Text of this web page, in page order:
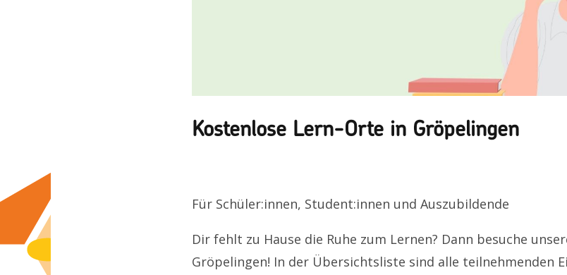
Kostenlose Lern-Orte in Gröpelingen
Für Schüler:innen, Student:innen und Auszubildende
Dir fehlt zu Hause die Ruhe zum Lernen? Dann besuche
Gröpelingen! In der Übersichtsliste sind alle teilnehmenden